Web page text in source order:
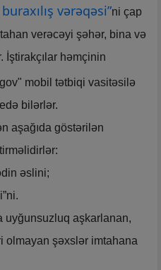
vərəqəsi”ni çap
verəcəyi şəhər, bina və
İştirakçılar həmçinin
mobil tətbiqi vasitəsilə
bilərlər.
aşağıda göstərilən
əslini;
uyğunsuzluq aşkarlanan,
olmayan şəxslər imtahana